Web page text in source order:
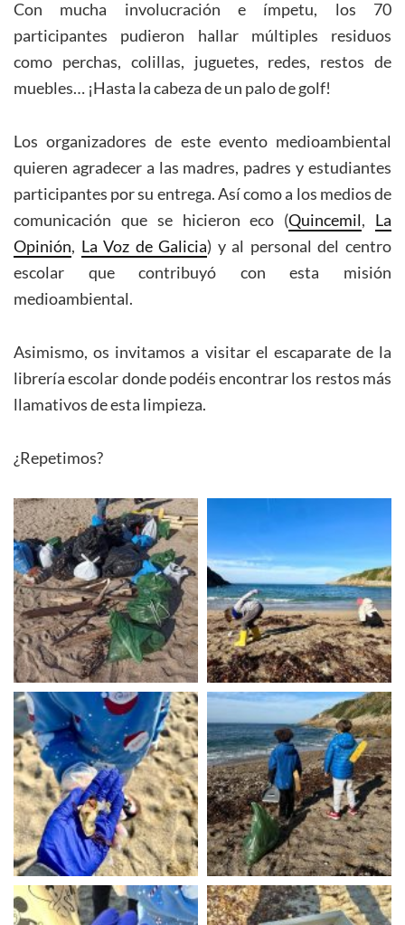
Con mucha involucración e ímpetu, los 70
participantes pudieron hallar múltiples residuos
como perchas, colillas, juguetes, redes, restos de
muebles… ¡Hasta la cabeza de un palo de golf!
Los organizadores de este evento medioambiental
quieren agradecer a las madres, padres y estudiantes
participantes por su entrega. Así como a los medios de
comunicación que se hicieron eco (Quincemil, La
Opinión, La Voz de Galicia) y al personal del centro
escolar que contribuyó con esta misión
medioambiental.
Asimismo, os invitamos a visitar el escaparate de la
librería escolar donde podéis encontrar los restos más
llamativos de esta limpieza.
¿Repetimos?